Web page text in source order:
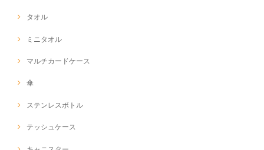
タオル
ミニタオル
マルチカードケース
傘
ステンレスボトル
テッシュケース